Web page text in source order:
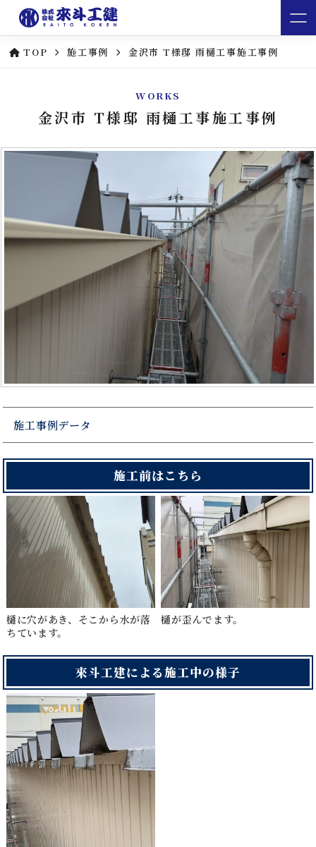
TOP 施工事例 金沢市 T様邸 雨樋工事施工事例
WORKS
金沢市 T様邸 雨樋工事施工事例
施工事例データ
施工前はこちら
樋に穴があき、そこから水が落
ちています。
樋が歪んでます。
來斗工建による施工中の様子